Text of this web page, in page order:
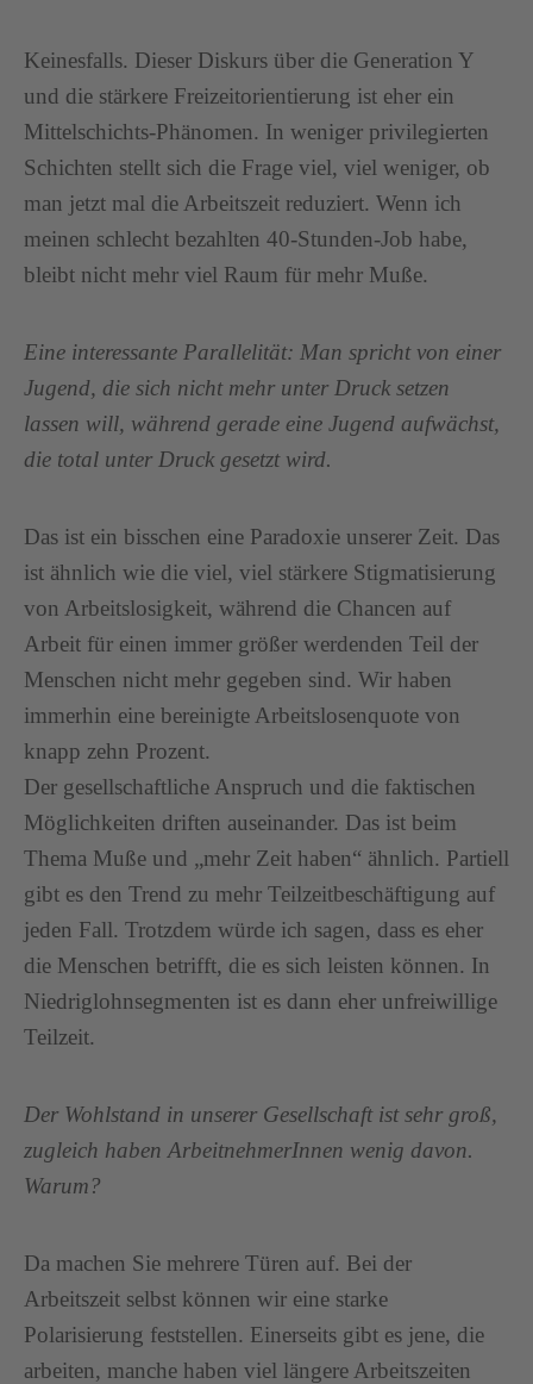
Keinesfalls. Dieser Diskurs über die Generation Y
und die stärkere Freizeitorientierung ist eher ein
Mittelschichts-Phänomen. In weniger privilegierten
Schichten stellt sich die Frage viel, viel weniger, ob
man jetzt mal die Arbeitszeit reduziert. Wenn ich
meinen schlecht bezahlten 40-Stunden-Job habe,
bleibt nicht mehr viel Raum für mehr Muße.
Eine interessante Parallelität: Man spricht von einer
Jugend, die sich nicht mehr unter Druck setzen
lassen will, während gerade eine Jugend aufwächst,
die total unter Druck gesetzt wird.
Das ist ein bisschen eine Paradoxie unserer Zeit. Das
ist ähnlich wie die viel, viel stärkere Stigmatisierung
von Arbeitslosigkeit, während die Chancen auf
Arbeit für einen immer größer werdenden Teil der
Menschen nicht mehr gegeben sind. Wir haben
immerhin eine bereinigte Arbeitslosenquote von
knapp zehn Prozent.
Der gesellschaftliche Anspruch und die faktischen
Möglichkeiten driften auseinander. Das ist beim
Thema Muße und „mehr Zeit haben“ ähnlich. Partiell
gibt es den Trend zu mehr Teilzeitbeschäftigung auf
jeden Fall. Trotzdem würde ich sagen, dass es eher
die Menschen betrifft, die es sich leisten können. In
Niedriglohnsegmenten ist es dann eher unfreiwillige
Teilzeit.
Der Wohlstand in unserer Gesellschaft ist sehr groß,
zugleich haben ArbeitnehmerInnen wenig davon.
Warum?
Da machen Sie mehrere Türen auf. Bei der
Arbeitszeit selbst können wir eine starke
Polarisierung feststellen. Einerseits gibt es jene, die
arbeiten, manche haben viel längere Arbeitszeiten